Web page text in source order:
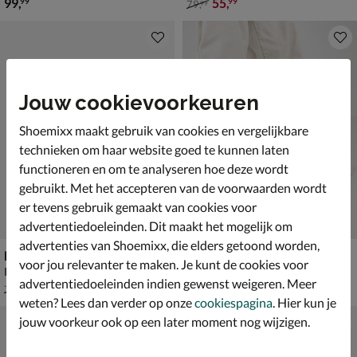
79,99
Mexx Teni II
Instapschoenen - bruin
van € 79,99 voor € 55,99
79 99 55,99
Nelson
Mocassins & loafers - bruin
€ 99,99
99,99
Jouw cookievoorkeuren
Shoemixx maakt gebruik van cookies en vergelijkbare
technieken om haar website goed te kunnen laten
functioneren en om te analyseren hoe deze wordt
gebruikt. Met het accepteren van de voorwaarden wordt
er tevens gebruik gemaakt van cookies voor
advertentiedoeleinden. Dit maakt het mogelijk om
advertenties van Shoemixx, die elders getoond worden,
voor jou relevanter te maken. Je kunt de cookies voor
advertentiedoeleinden indien gewenst weigeren. Meer
weten? Lees dan verder op onzecookiespagina. Hier kun je
jouw voorkeur ook op een later moment nog wijzigen.